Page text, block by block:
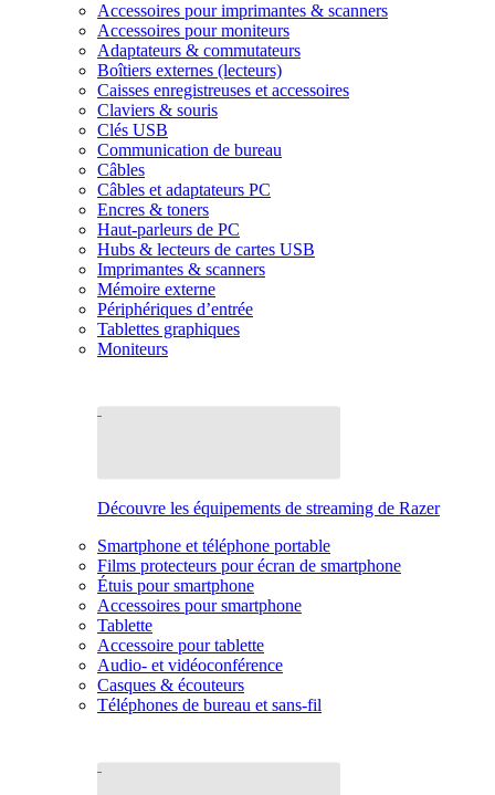
Accessoires pour imprimantes & scanners
Accessoires pour moniteurs
Adaptateurs & commutateurs
Boîtiers externes (lecteurs)
Caisses enregistreuses et accessoires
Claviers & souris
Clés USB
Communication de bureau
Câbles
Câbles et adaptateurs PC
Encres & toners
Haut-parleurs de PC
Hubs & lecteurs de cartes USB
Imprimantes & scanners
Mémoire externe
Périphériques d’entrée
Tablettes graphiques
Moniteurs
Découvre les équipements de streaming de Razer
Smartphone et téléphone portable
Films protecteurs pour écran de smartphone
Étuis pour smartphone
Accessoires pour smartphone
Tablette
Accessoire pour tablette
Audio- et vidéoconférence
Casques & écouteurs
Téléphones de bureau et sans-fil